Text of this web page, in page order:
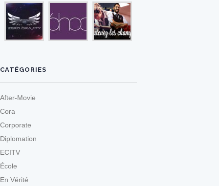
CATÉGORIES
After-Movie
Cora
Corporate
Diplomation
ECITV
École
En Vérité